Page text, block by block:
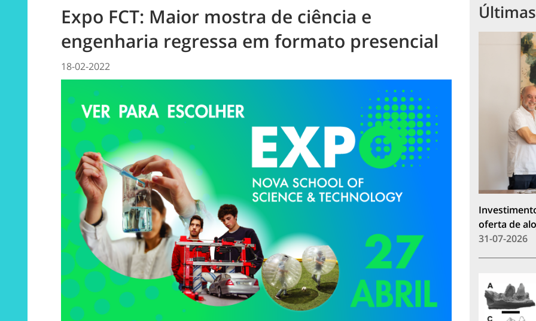
Expo FCT: Maior mostra de ciência e
engenharia regressa em formato presencial
18-02-2022
oferta de
31-07-2026